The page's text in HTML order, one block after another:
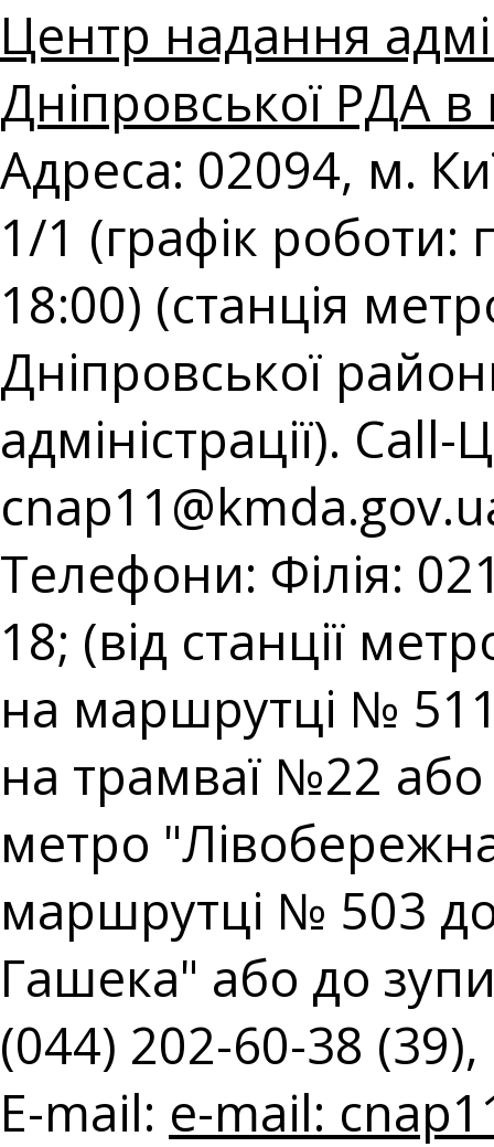
Центр надання
Дніпровської РДА в
Адреса: 02094, м.
1/1 (графік роботи:
18:00) (станція
Дніпровської
адміністрації).
Телефони: Філія:
18; (від станції
на маршрутці № 511;
на трамваї №22 або
метро
маршрутці № 503
Гашека" або до
(044) 202-60-38
E-mail: e-mail: